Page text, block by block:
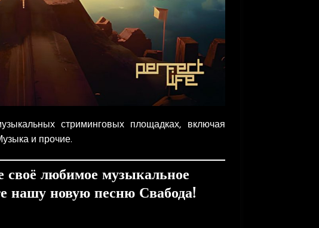
стриминговых площадках, включая
и прочие.
своё любимое музыкальное
нашу новую песню Свабода!